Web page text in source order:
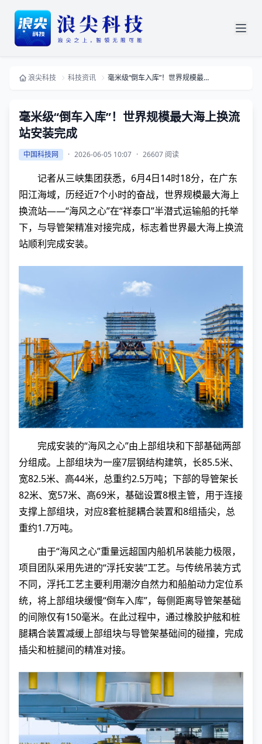
浪尖科技 科技资讯 毫米级“倒车入库”！世界规模最大海上换流站安装完成
毫米级“倒车入库”！世界规模最大海上换流
站安装完成
中国科技网 · 2026-06-05 10:07 · 26607 阅读
记者从三峡集团获悉，6月4日14时18分，在广东
阳江海域，历经近7个小时的奋战，世界规模最大海上
换流站——“海风之心”在“祥泰口”半潜式运输船的托举
下，与导管架精准对接完成，标志着世界最大海上换流
站顺利完成安装。
完成安装的“海风之心”由上部组块和下部基础两部
分组成。上部组块为一座7层钢结构建筑，长85.5米、
宽82.5米、高44米，总重约2.5万吨；下部的导管架长
82米、宽57米、高69米，基础设置8根主管，用于连接
支撑上部组块，对应8套桩腿耦合装置和8组插尖，总
重约1.7万吨。
由于“海风之心”重量远超国内船机吊装能力极限，
项目团队采用先进的“浮托安装”工艺。与传统吊装方式
不同，浮托工艺主要利用潮汐自然力和船舶动力定位系
统，将上部组块缓慢“倒车入库”，每侧距离导管架基础
的间隙仅有150毫米。在此过程中，通过橡胶护舷和桩
腿耦合装置减缓上部组块与导管架基础间的碰撞，完成
插尖和桩腿间的精准对接。